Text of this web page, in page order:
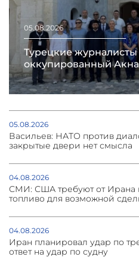
05.08.2026
Турецкие журналисты
оккупированный Акна
05.08.2026
Васильев: НАТО против
закрытые двери нет смысла
04.08.2026
СМИ: США требуют от Ирана
топливо для возможной
04.08.2026
Иран планировал удар по
ответ на удар по судну